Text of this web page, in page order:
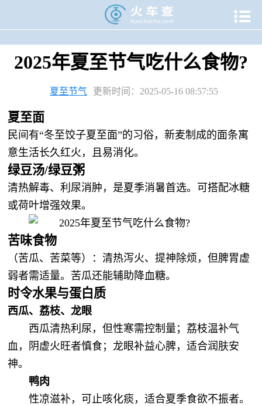

2025年夏至节气吃什么食物?
夏至节气 更新时间：2025-05-16 08:57:55
‌夏至面‌
民间有“冬至饺子夏至面”的习俗，新麦制成的面条寓
意生活长久红火，且易消化。
‌绿豆汤/绿豆粥‌
清热解毒、利尿消肿，是夏季消暑首选。可搭配冰糖
或荷叶增强效果。
‌苦味食物‌
（苦瓜、苦菜等）：清热泻火、提神除烦，但脾胃虚
弱者需适量。苦瓜还能辅助降血糖。
时令水果与蛋白质
‌西瓜、荔枝、龙眼‌
西瓜清热利尿，但性寒需控制量；荔枝温补气
血，阴虚火旺者慎食；龙眼补益心脾，适合润肤安
神。
‌鸭肉‌
性凉滋补，可止咳化痰，适合夏季食欲不振者。